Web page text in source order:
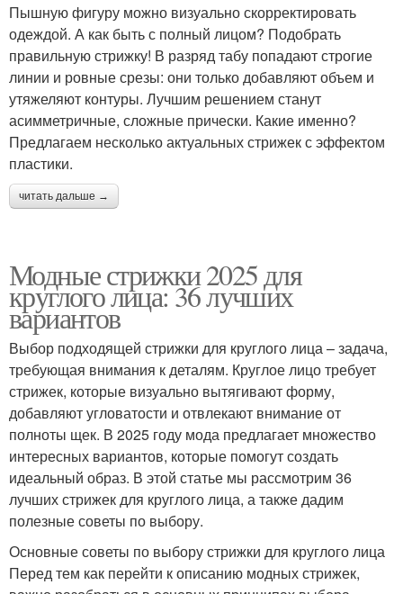
Пышную фигуру можно визуально скорректировать
одеждой. А как быть с полный лицом? Подобрать
правильную стрижку! В разряд табу попадают строгие
линии и ровные срезы: они только добавляют объем и
утяжеляют контуры. Лучшим решением станут
асимметричные, сложные прически. Какие именно?
Предлагаем несколько актуальных стрижек с эффектом
пластики.
читать дальше →
Модные стрижки 2025 для
круглого лица: 36 лучших
вариантов
Выбор подходящей стрижки для круглого лица – задача,
требующая внимания к деталям. Круглое лицо требует
стрижек, которые визуально вытягивают форму,
добавляют угловатости и отвлекают внимание от
полноты щек. В 2025 году мода предлагает множество
интересных вариантов, которые помогут создать
идеальный образ. В этой статье мы рассмотрим 36
лучших стрижек для круглого лица, а также дадим
полезные советы по выбору.
Основные советы по выбору стрижки для круглого лица
Перед тем как перейти к описанию модных стрижек,